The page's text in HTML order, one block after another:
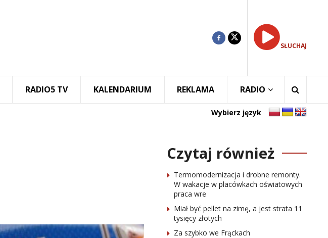
SŁUCHAJ
RADIO5 TV KALENDARIUM REKLAMA RADIO
Wybierz język
Czytaj również
Termomodernizacja i drobne remonty.
W wakacje w placówkach oświatowych
praca wre
Miał być pellet na zimę, a jest strata 11
tysięcy złotych
Za szybko we Frąckach